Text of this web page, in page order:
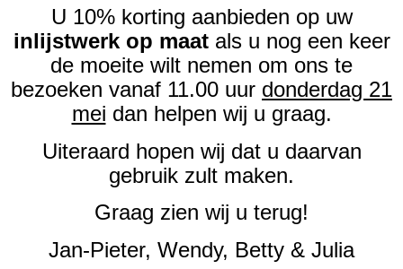
U 10% korting aanbieden op uw
inlijstwerk op maatals u nog een keer
de moeite wilt nemen om ons te
bezoeken vanaf 11.00 uur donderdag 21
mei dan helpen wij u graag.
Uiteraard hopen wij dat u daarvan
gebruik zult maken.
Graag zien wij u terug!
Jan-Pieter, Wendy, Betty & Julia